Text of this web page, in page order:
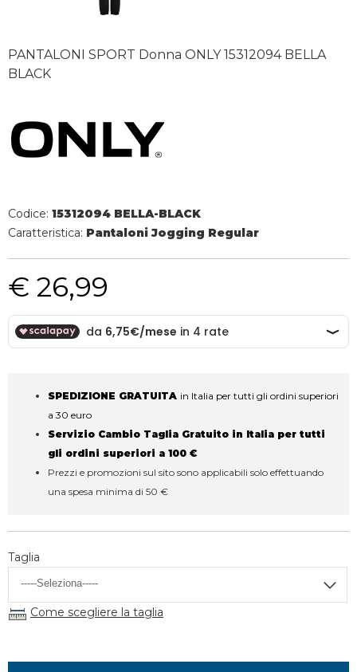
PANTALONI SPORT Donna ONLY 15312094 BELLA
BLACK
Codice: 15312094 BELLA-BLACK
Caratteristica: Pantaloni Jogging Regular
€ 26,99
SPEDIZIONE GRATUITA in Italia per tutti gli ordini superiori
a 30 euro
Servizio Cambio Taglia Gratuito in Italia per tutti
gli ordini superiori a 100 €
Prezzi e promozioni sul sito sono applicabili solo effettuando
una spesa minima di 50 €
Taglia
Come scegliere la taglia